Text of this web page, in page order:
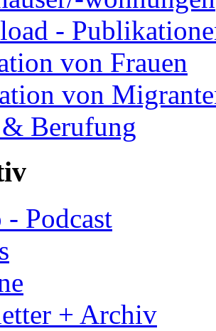
-
von Frauen
von
Berufung
Podcast
+ Archiv